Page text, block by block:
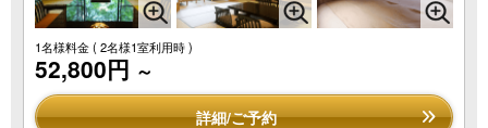
1名様料金( 2名様1室利用時 )
52,800円 ～
詳細/ご予約